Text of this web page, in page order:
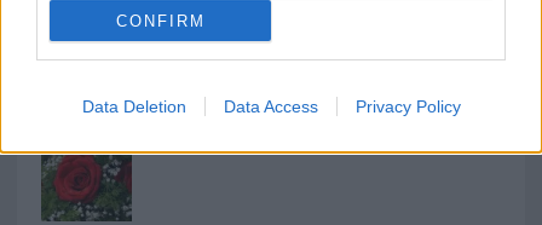
CONFIRM
Data Deletion Data Access Privacy Policy
Martina Agostina Diturco